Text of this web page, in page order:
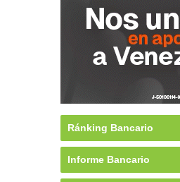
Ránking Bancario
Informe Bancario